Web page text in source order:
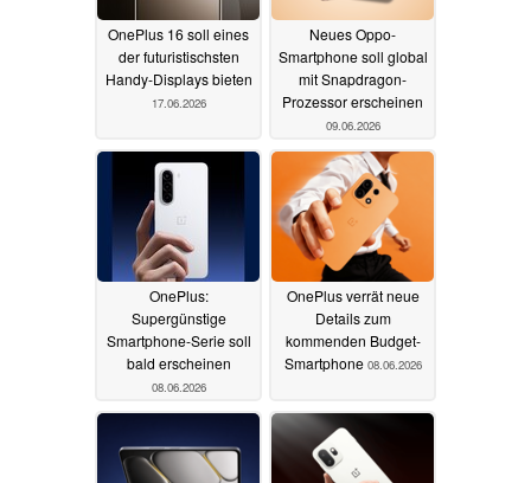
OnePlus 16 soll eines
der futuristischsten
Handy-Displays bieten
17.06.2026
Neues Oppo-
Smartphone soll global
mit Snapdragon-
Prozessor erscheinen
09.06.2026
OnePlus:
Supergünstige
Smartphone-Serie soll
bald erscheinen
08.06.2026
OnePlus verrät neue
Details zum
kommenden Budget-
Smartphone 08.06.2026